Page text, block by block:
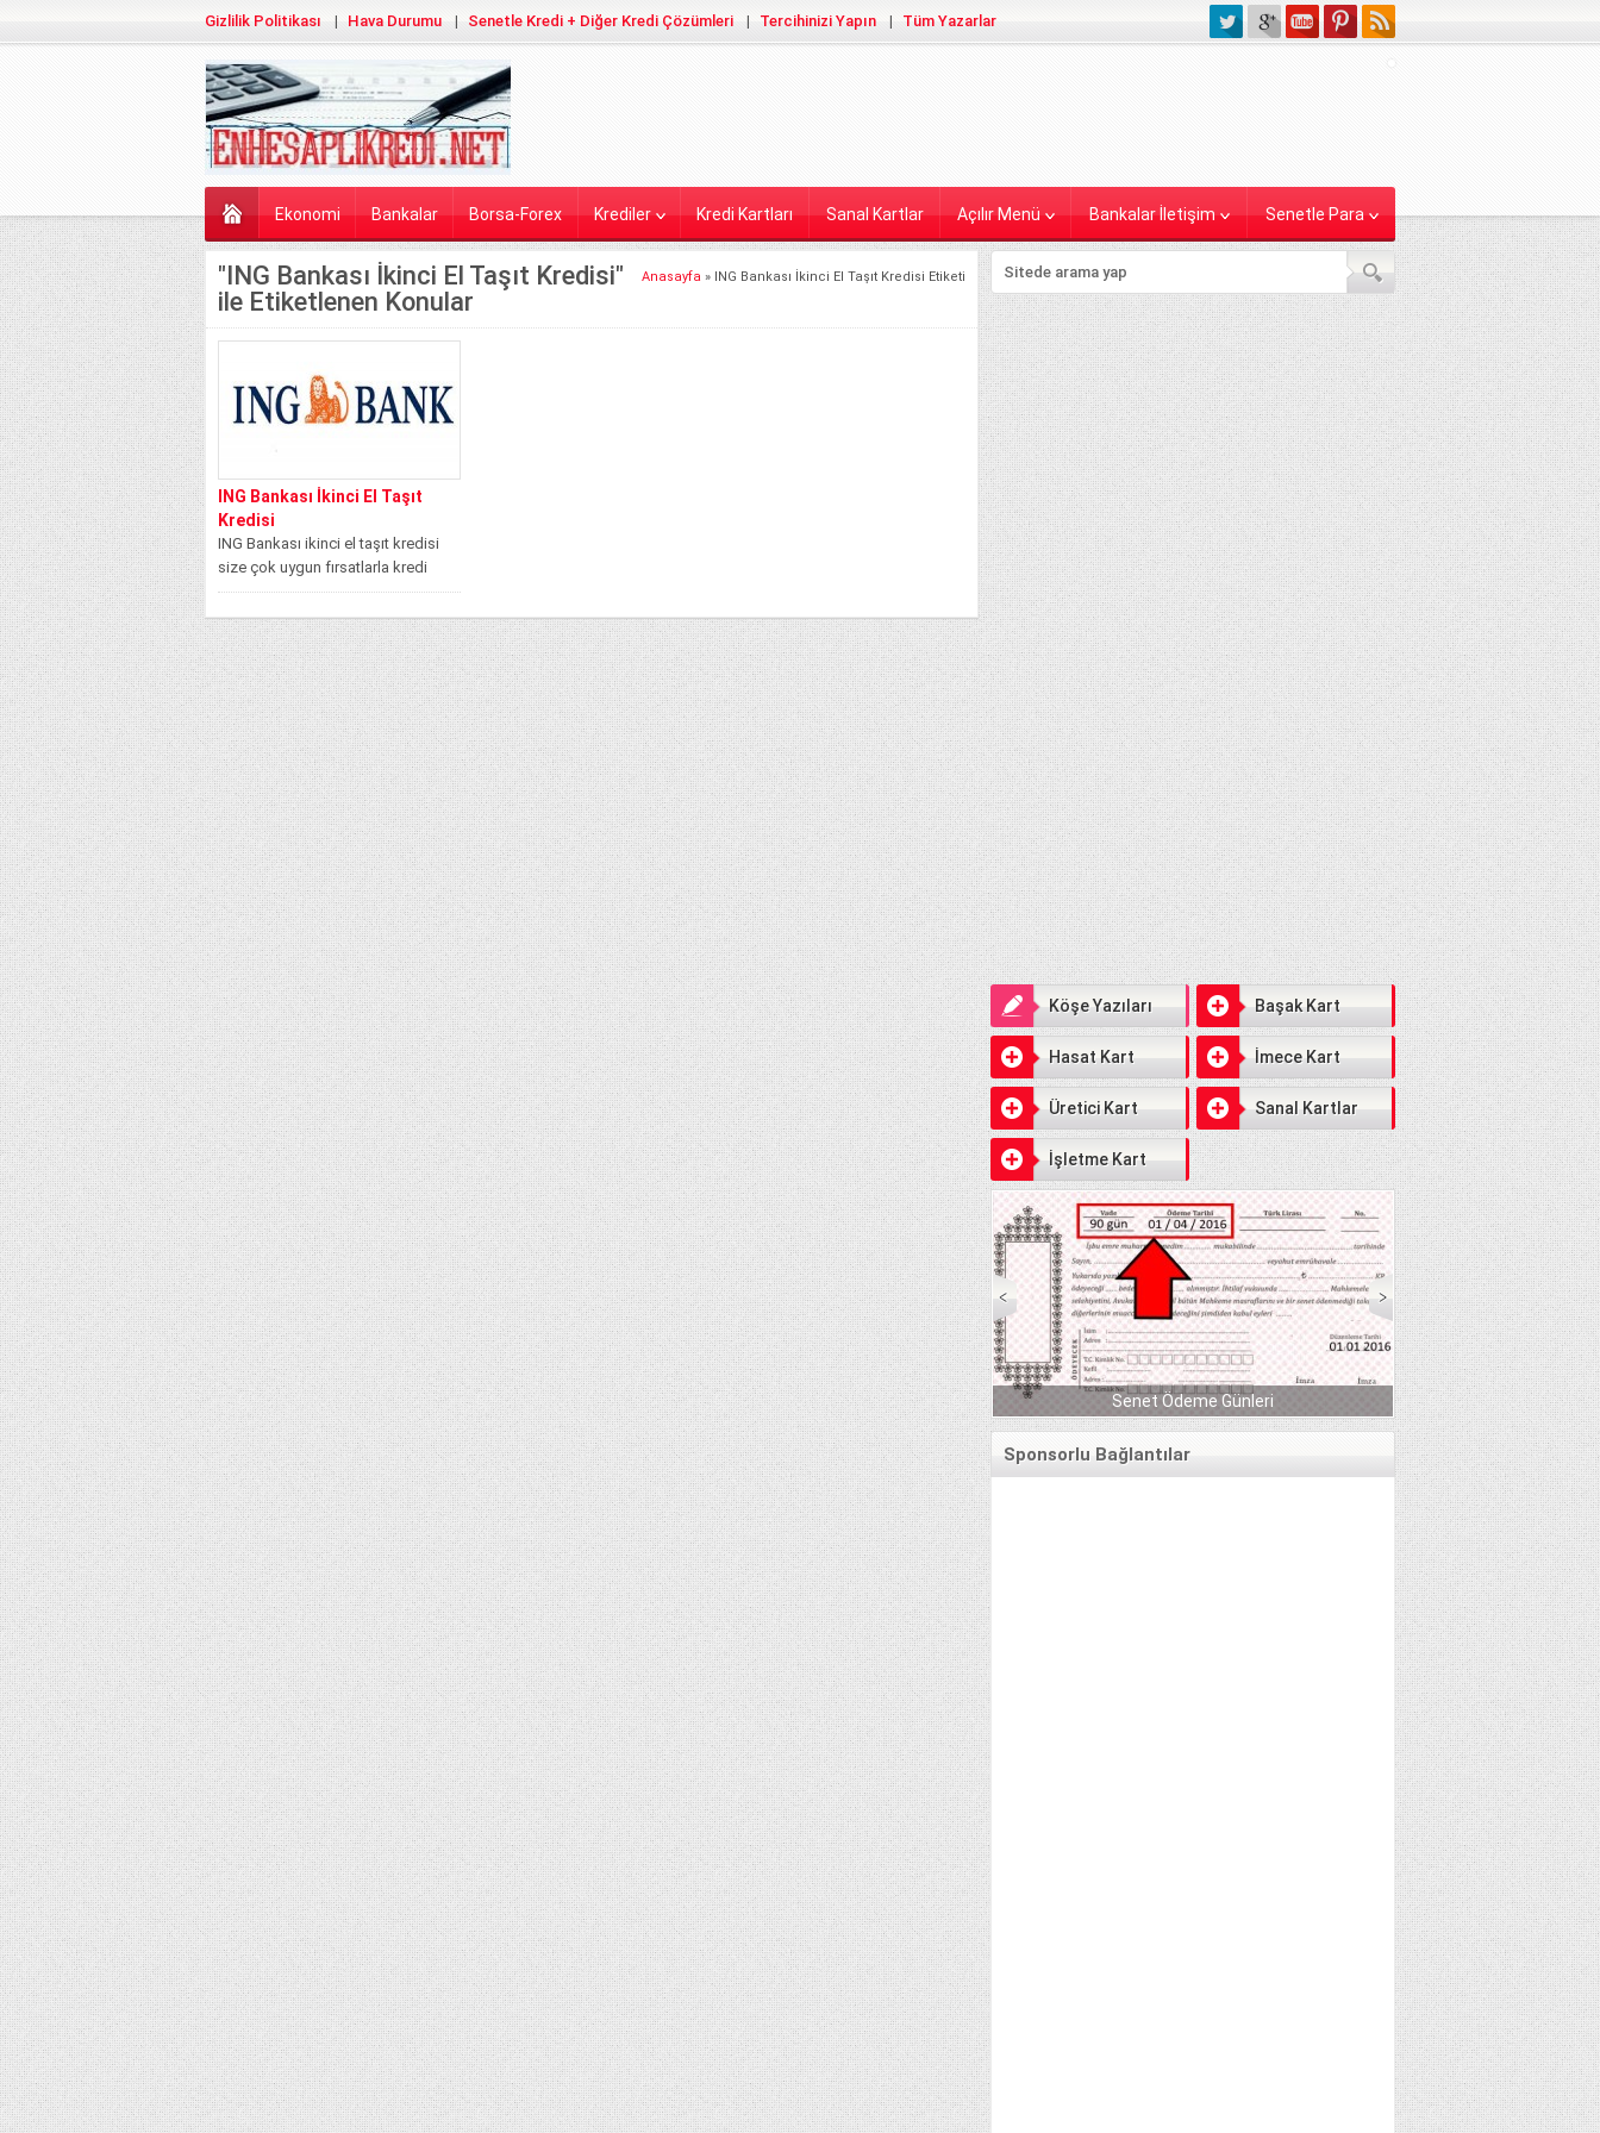
Gizlilik Politikası Hava Durumu Senetle Kredi + Diğer Kredi Çözümleri Tercihinizi Yapın Tüm Yazarlar
Ekonomi Bankalar Borsa-Forex Krediler Kredi Kartları Sanal Kartlar Açılır Menü Bankalar İletişim Senetle Para
Anasayfa » ING Bankası İkinci El Taşıt Kredisi Etiketi
"ING Bankası İkinci El Taşıt Kredisi"
ile Etiketlenen Konular
ING Bankası İkinci El Taşıt
Kredisi
ING Bankası ikinci el taşıt kredisi
size çok uygun fırsatlarla kredi
çekme imkânı sağlamaktadır.
1.04’ten...
Köşe Yazıları Başak Kart
Hasat Kart İmece Kart
Üretici Kart Sanal Kartlar
İşletme Kart
Senet Ödeme Günleri
Serbest Piyasada Fındık Fiyatları 2018 DE YÜZLER
GÜLER:)
Sponsorlu Bağlantılar